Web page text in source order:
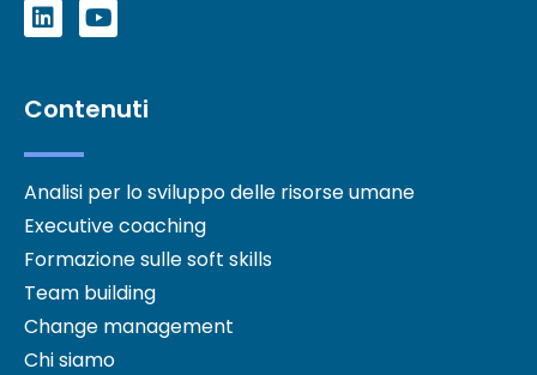
Contenuti
Analisi per lo sviluppo delle risorse umane
Executive coaching
Formazione sulle soft skills
Team building
Change management
Chi siamo